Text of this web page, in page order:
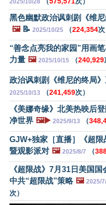
黑色幽默政治讽刺剧《维
🖼️📝 2025/10/25 （224,354次
“善念点亮我的家园”用画
力量 🖼️ 2025/10/15 （240,929
政治讽刺剧《维尼的终局
2025/10/13 （241,459次）
《美娜奇缘》北美热映后
净世界 🖼️▶️ 2025/9/13 （
GJW+独家［直播］《超
暨观影派对 🖼️ 2025/8/7 （
《超限战》7月31日美国
中共“超限战”策略 🖼️ 2025/
次）